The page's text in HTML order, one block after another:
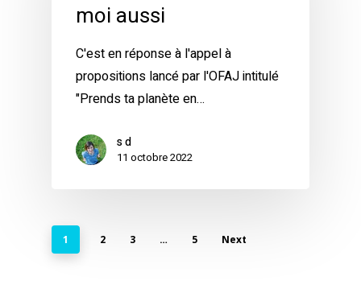
moi aussi
C'est en réponse à l'appel à
propositions lancé par l'OFAJ intitulé
"Prends ta planète en…
s d
11 octobre 2022
1 2 3 … 5 Next